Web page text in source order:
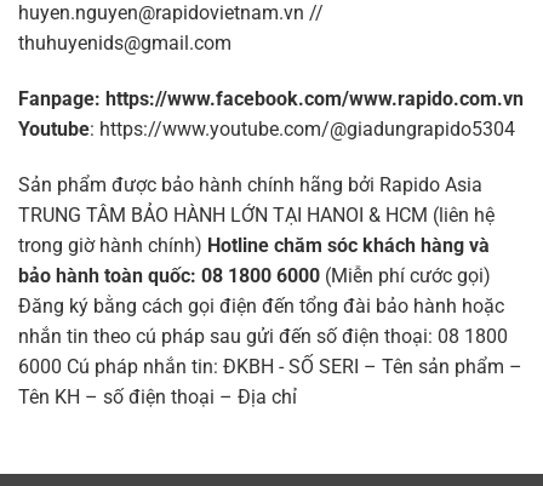
huyen.nguyen@rapidovietnam.vn //
thuhuyenids@gmail.com
Fanpage: https://www.facebook.com/www.rapido.com.vn
Youtube: https://www.youtube.com/@giadungrapido5304
Sản phẩm được bảo hành chính hãng bởi Rapido Asia
TRUNG TÂM BẢO HÀNH LỚN TẠI HANOI & HCM (liên hệ
trong giờ hành chính) Hotline chăm sóc khách hàng và
bảo hành toàn quốc: 08 1800 6000 (Miễn phí cước gọi)
Đăng ký bằng cách gọi điện đến tổng đài bảo hành hoặc
nhắn tin theo cú pháp sau gửi đến số điện thoại: 08 1800
6000 Cú pháp nhắn tin: ĐKBH - SỐ SERI – Tên sản phẩm –
Tên KH – số điện thoại – Địa chỉ